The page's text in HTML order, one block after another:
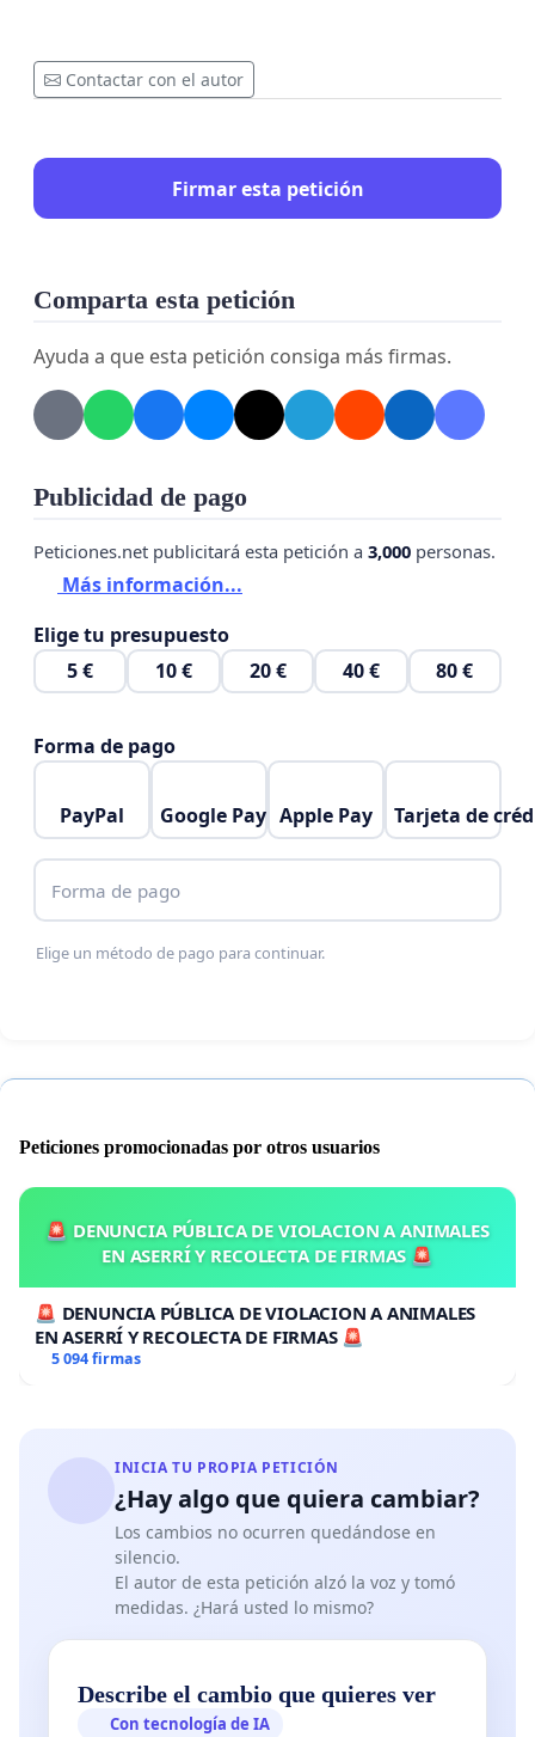
Contactar con el autor
Firmar esta petición
Comparta esta petición
Ayuda a que esta petición consiga más firmas.
Publicidad de pago
Peticiones.net publicitará esta petición a 3,000 personas.
Más información...
Elige tu presupuesto
5 €
10 € 20 € 40 € 80 €
Forma de pago
PayPal Google Pay Apple Pay Tarjeta de
Forma de pago
Elige un método de pago para continuar.
Peticiones promocionadas por otros usuarios
🚨 DENUNCIA PÚBLICA DE VIOLACION A ANIMALES
EN ASERRÍ Y RECOLECTA DE FIRMAS 🚨
🚨 DENUNCIA PÚBLICA DE VIOLACION A ANIMALES
EN ASERRÍ Y RECOLECTA DE FIRMAS 🚨
5 094 firmas
INICIA TU PROPIA PETICIÓN
¿Hay algo que quiera cambiar?
Los cambios no ocurren quedándose en
silencio.
El autor de esta petición alzó la voz y tomó
medidas. ¿Hará usted lo mismo?
Describe el cambio que quieres ver
Con tecnología de IA